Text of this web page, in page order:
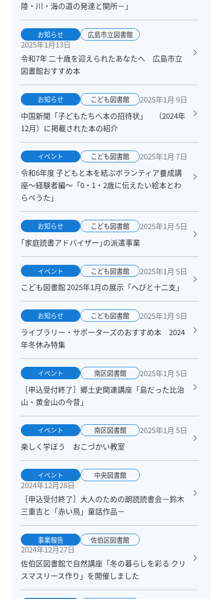
陸・川・海の道の発達と関所－」
お知らせ 広島市立図書館
2025年1月13日
令和7年 二十歳を迎えられたあなたへ 広島市立
図書館おすすめ本
お知らせ こども図書館
2025年1月 9日
中国新聞「子どもたちへ本の招待状」 （2024年
12月）に掲載された本の紹介
イベント こども図書館
2025年1月 7日
令和6年度 子どもと本を結ぶボランティア養成講
座～経験者編～「0・1・2歳に伝えたい絵本とわ
らべうた」
お知らせ こども図書館
2025年1月 5日
｢家庭読書アドバイザー｣の派遣事業
イベント こども図書館
2025年1月 5日
こども図書館 2025年1月の展示「へびと十二支」
お知らせ こども図書館
2025年1月 5日
ライブラリー・サポーターズのおすすめ本 2024
年冬休み特集
イベント 南区図書館
2025年1月 5日
［申込受付終了］郷土史関連講座「島だった比治
山・黄金山の今昔」
イベント 南区図書館
2025年1月 5日
楽しく学ぼう おこづかい教室
イベント 中央図書館
2024年12月28日
［申込受付終了］大人のための朗読読書会－鈴木
三重吉と「赤い鳥」童話作品－
事業報告 佐伯区図書館
2024年12月27日
佐伯区図書館で自然講座「冬の暮らしを彩る クリ
スマスリース作り」を開催しました